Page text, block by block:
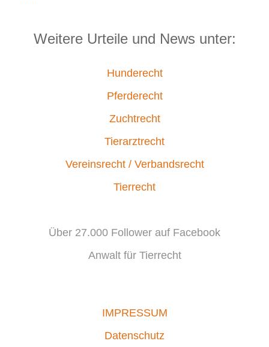
Weitere Urteile und News unter:
Hunderecht
Pferderecht
Zuchtrecht
Tierarztrecht
Vereinsrecht / Verbandsrecht
Tierrecht
Über 27.000 Follower auf Facebook
Anwalt für Tierrecht
IMPRESSUM
Datenschutz